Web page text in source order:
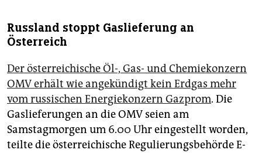
Russland stoppt Gaslieferung an
Österreich
Der österreichische Öl-, Gas- und Chemiekonzern
OMV erhält wie angekündigt kein Erdgas mehr
vom russischen Energiekonzern Gazprom. Die
Gaslieferungen an die OMV seien am
Samstagmorgen um 6.00 Uhr eingestellt worden,
teilte die österreichische Regulierungsbehörde E-